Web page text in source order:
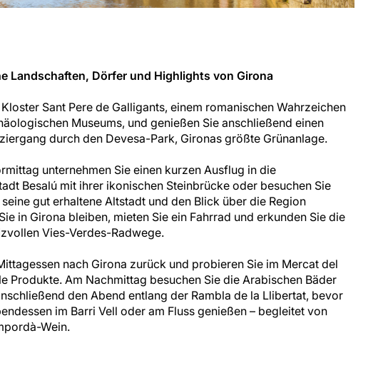
Landschaften, Dörfer und Highlights von Girona
Sant Pere de Galligants, einem romanischen Wahrzeichen
Museums, und genießen Sie anschließend einen
durch den Devesa-Park, Gironas größte Grünanlage.
unternehmen Sie einen kurzen Ausflug in die
Besalú mit ihrer ikonischen Steinbrücke oder besuchen Sie
gut erhaltene Altstadt und den Blick über die Region
in Girona bleiben, mieten Sie ein Fahrrad und erkunden Sie die
Vies-Verdes-Radwege.
nach Girona zurück und probieren Sie im Mercat del
Produkte. Am Nachmittag besuchen Sie die Arabischen Bäder
den Abend entlang der Rambla de la Llibertat, bevor
im Barri Vell oder am Fluss genießen – begleitet von
Wein.